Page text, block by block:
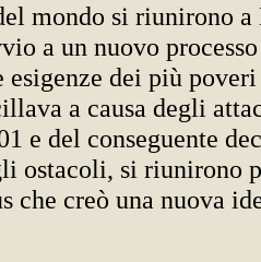
mondo si riunirono
a un nuovo
esigenze dei più
a causa degli
e del conseguente
ostacoli, si riunirono
che creò una nuova